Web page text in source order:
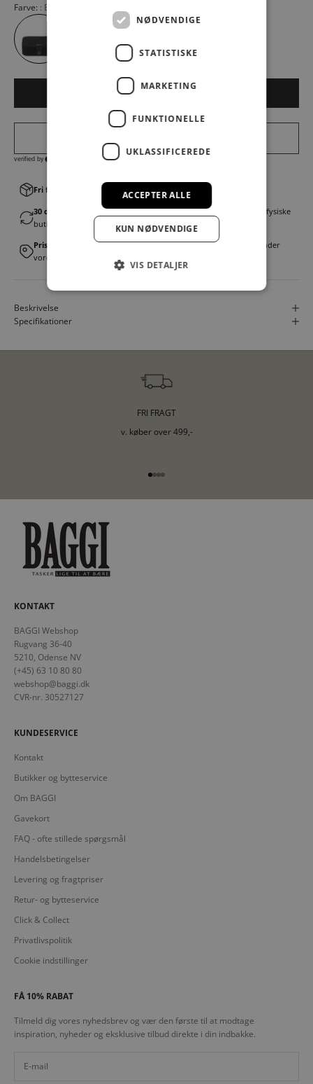
Farve: BLACK 12000
LÆG I KURV
Fri fragt v. køb over 499,00 kr.│Levering 1-3 hverdage
30 dages fortrydelsesret│Byt eller returner gratis i en af vores fysiske
butikker
Prismatch
│Vi tilbyder landsdækkende prisgaranti. Læs mere under
vores FAQ
Beskrivelse
Specifikationer
FRI FRAGT
v. køber over 499,-
Gå til element 1
Gå til element 2
Gå til element 3
Gå til element 4
KONTAKT
BAGGI Webshop
Rugvang 36-40
5210, Odense NV
(+45) 63 10 80 80
webshop@baggi.dk
CVR-nr. 30527127
KUNDESERVICE
Kontakt
Butikker og bytteservice
Om BAGGI
Gavekort
FAQ - ofte stillede spørgsmål
Handelsbetingelser
Levering og fragtpriser
Retur- og bytteservice
Click & Collect
Privatlivspolitik
Cookie indstillinger
FÅ 10% RABAT
Tilmeld dig vores nyhedsbrev og vær den første til at modtage
inspiration, nyheder og eksklusive tilbud direkte i din indbakke.
NØDVENDIGE
STATISTISKE
MARKETING
FUNKTIONELLE
UKLASSIFICEREDE
ACCEPTER ALLE
KUN NØDVENDIGE
VIS DETALJER